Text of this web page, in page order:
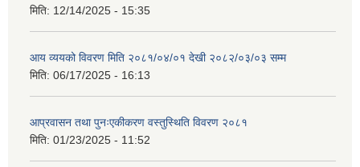
मिति: 12/14/2025 - 15:35
आय व्ययको विवरण मिति २०८१/०४/०१ देखी २०८२/०३/०३ सम्म
मिति: 06/17/2025 - 16:13
आप्रवासन तथा पुनःएकीकरण वस्तुस्थिति विवरण २०८१
मिति: 01/23/2025 - 11:52